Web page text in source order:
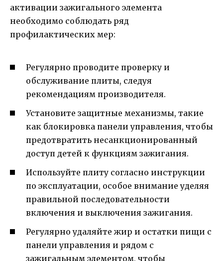
активации зажигального элемента
необходимо соблюдать ряд
профилактических мер:
Регулярно проводите проверку и
обслуживание плиты, следуя
рекомендациям производителя.
Установите защитные механизмы, такие
как блокировка панели управления, чтобы
предотвратить несанкционированный
доступ детей к функциям зажигания.
Используйте плиту согласно инструкции
по эксплуатации, особое внимание уделяя
правильной последовательности
включения и выключения зажигания.
Регулярно удаляйте жир и остатки пищи с
панели управления и рядом с
зажигальным элементом, чтобы